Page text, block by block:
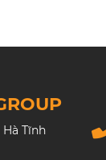
Tĩnh